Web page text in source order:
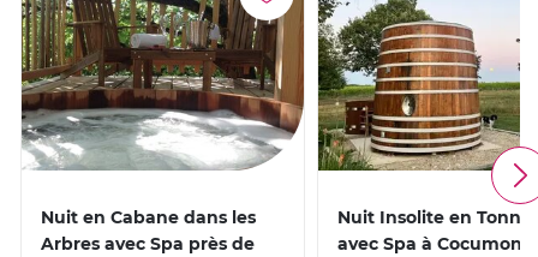
Nuit en Cabane dans les
Arbres avec Spa près de
Nuit Insolite en
avec Spa à Cocumont